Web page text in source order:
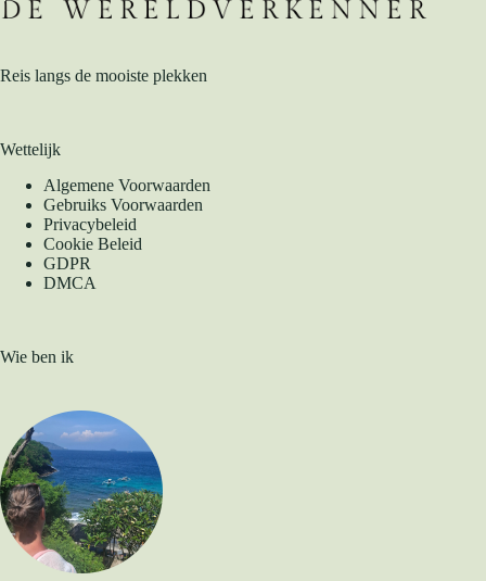
Reis langs de mooiste plekken
Wettelijk
Algemene Voorwaarden
Gebruiks Voorwaarden
Privacybeleid
Cookie Beleid
GDPR
DMCA
Wie ben ik